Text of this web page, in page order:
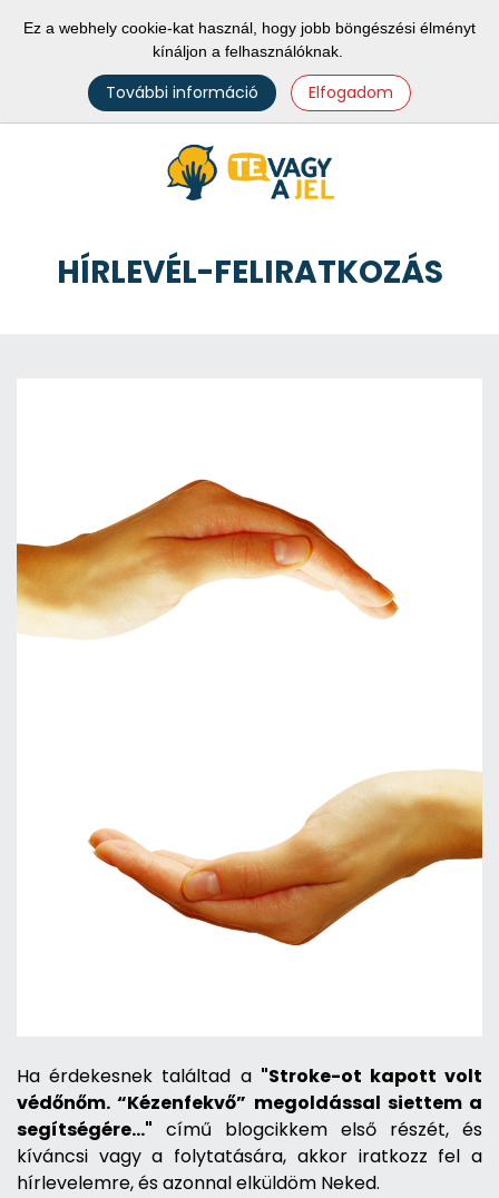
Ez a webhely cookie-kat használ, hogy jobb böngészési élményt
kínáljon a felhasználóknak.
További információ Elfogadom
HÍRLEVÉL-FELIRATKOZÁS
Ha érdekesnek találtad a "Stroke-ot kapott volt
védőnőm. “Kézenfekvő” megoldással siettem a
segítségére…" című blogcikkem első részét, és
kíváncsi vagy a folytatására, akkor iratkozz fel a
hírlevelemre, és azonnal elküldöm Neked.